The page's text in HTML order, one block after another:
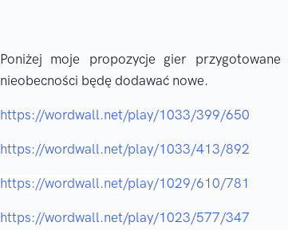
Poniżej moje propozycje gier
nieobecności będę dodawać nowe.
https://wordwall.net/play/1033/399/650
https://wordwall.net/play/1033/413/892
https://wordwall.net/play/1029/610/781
https://wordwall.net/play/1023/577/347